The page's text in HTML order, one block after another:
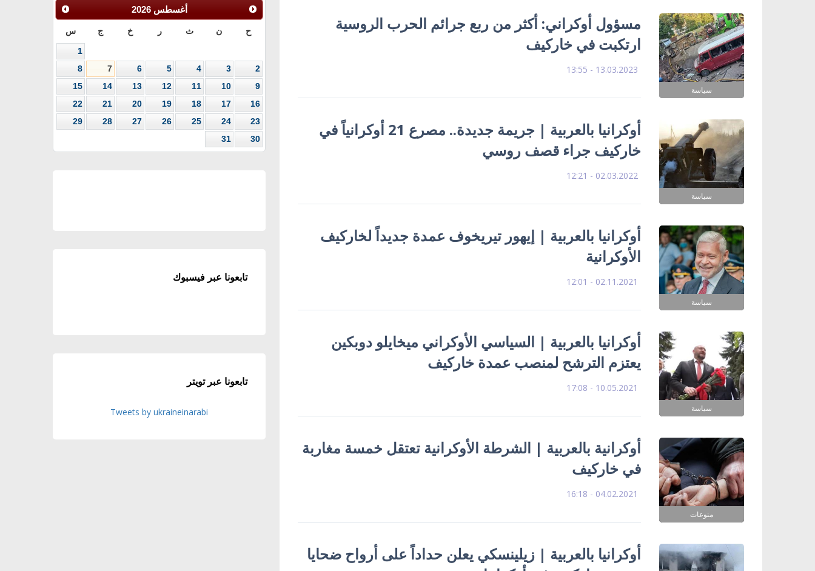
سياسة
مسؤول أوكراني: أكثر من ربع جرائم الحرب الروسية
ارتكبت في خاركيف
13.03.2023 - 13:55
سياسة
أوكرانيا بالعربية | جريمة جديدة.. مصرع 21 أوكرانياً في
خاركيف جراء قصف روسي
02.03.2022 - 12:21
سياسة
أوكرانيا بالعربية | إيهور تيريخوف عمدة جديداً لخاركيف
الأوكرانية
02.11.2021 - 12:01
سياسة
أوكرانيا بالعربية | السياسي الأوكراني ميخايلو دوبكين
يعتزم الترشح لمنصب عمدة خاركيف
10.05.2021 - 17:08
منوعات
أوكرانية بالعربية | الشرطة الأوكرانية تعتقل خمسة مغاربة
في خاركيف
04.02.2021 - 16:18
أوكرانيا بالعربية | زيلينسكي يعلن حداداً على أرواح ضحايا
أغسطس 2026
ح ن ث ر خ ج س
1
2
3
4
5
6
7
8
9
10
11
12
13
14
15
16
17
18
19
20
21
22
23
24
25
26
27
28
29
30
31
تابعونا عبر فيسبوك
تابعونا عبر تويتر
Tweets by ukraineinarabi